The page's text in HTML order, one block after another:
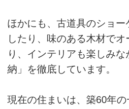
ほかにも、古道具のショー
したり、味のある木材で
り、インテリアも楽しみな
納」を徹底しています。
現在の住まいは、築60年